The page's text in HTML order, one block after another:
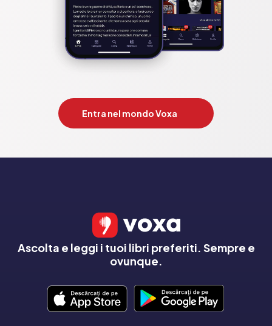
Entra nel mondo Voxa
Ascolta e leggi i tuoi libri preferiti. Sempre e
ovunque.